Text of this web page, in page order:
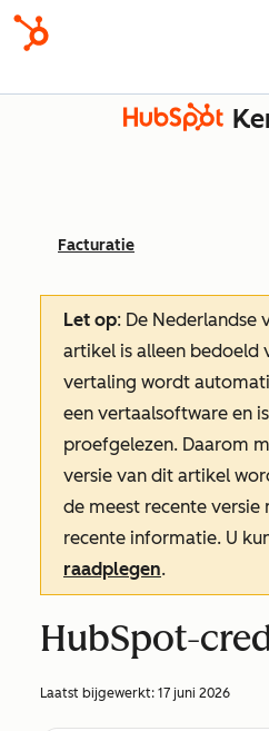
Facturatie
Let op: De Nederlandse
artikel is alleen bedoeld
vertaling wordt
een vertaalsoftware en
proefgelezen. Daarom
versie van dit artikel
de meest recente versie
recente informatie. U
raadplegen.
HubSpot-
Laatst bijgewerkt: 17 juni 2026